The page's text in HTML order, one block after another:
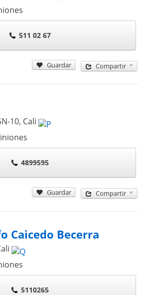
511 02 67
Guardar Compartir
10, Cali
4899595
Guardar Compartir
Caicedo Becerra
5110265